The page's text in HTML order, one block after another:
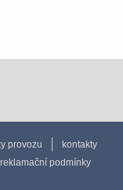
provozu
kontakty
podmínky